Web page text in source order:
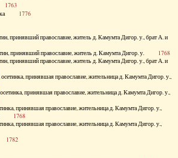
1763
1776
принявший православие, житель д. Камумта Дигор. у., брат А. и
принявший православие, житель д. Камумта Дигор. у. 1768
принявший православие, житель д. Камумта Дигор. у., брат А. и
осетинка, принявшая православие, жительница д. Камумта Дигор. у.,
принявшая православие, жительница д. Камумта Дигор. у.,
принявшая православие, жительница д. Камумта Дигор. у.,
1768
принявшая православие, жительница д. Камумта Дигор. у.,
1782